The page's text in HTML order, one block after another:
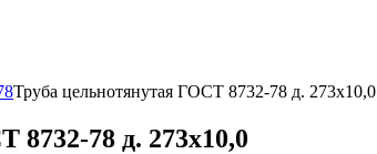
Труба цельнотянутая ГОСТ 8732-78 д. 273х10,0
8732-78 д. 273х10,0